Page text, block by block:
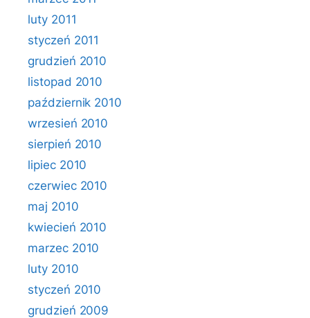
luty 2011
styczeń 2011
grudzień 2010
listopad 2010
październik 2010
wrzesień 2010
sierpień 2010
lipiec 2010
czerwiec 2010
maj 2010
kwiecień 2010
marzec 2010
luty 2010
styczeń 2010
grudzień 2009